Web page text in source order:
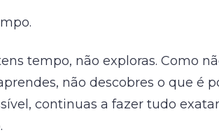
tempo, não exploras. Como
não descobres o que é
continuas a fazer tudo